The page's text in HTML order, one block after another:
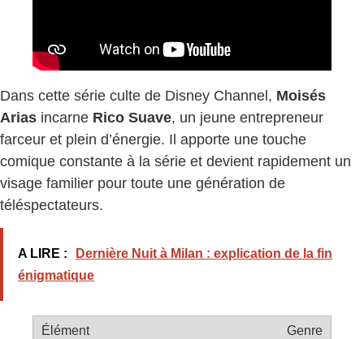
Dans cette série culte de Disney Channel, Moisés
Arias incarne Rico Suave, un jeune entrepreneur
farceur et plein d’énergie. Il apporte une touche
comique constante à la série et devient rapidement un
visage familier pour toute une génération de
téléspectateurs.
A LIRE :
Dernière Nuit à Milan : explication de la fin
énigmatique
Genre